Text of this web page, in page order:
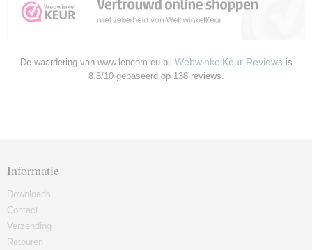
De waardering van www.lencom.eu bij WebwinkelKeur Reviewsis
8.8/10 gebaseerd op 138 reviews.
Informatie
Downloads
Contact
Verzending
Retouren